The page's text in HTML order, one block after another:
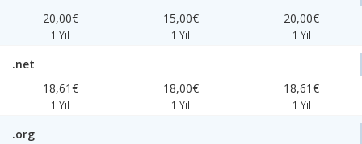
20,00€
1 Yıl
15,00€
1 Yıl
20,00€
1 Yıl
.net
18,61€
1 Yıl
18,00€
1 Yıl
18,61€
1 Yıl
.org